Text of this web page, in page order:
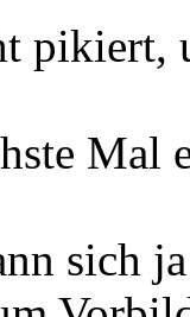
pikiert,
Mal
sich